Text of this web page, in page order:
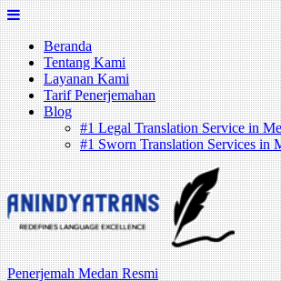
Skip
to
contentBeranda
Tentang Kami
Layanan Kami
Tarif Penerjemahan
Blog
#1 Legal Translation Service in
#1 Sworn Translation Services in
Penerjemah Medan Resmi